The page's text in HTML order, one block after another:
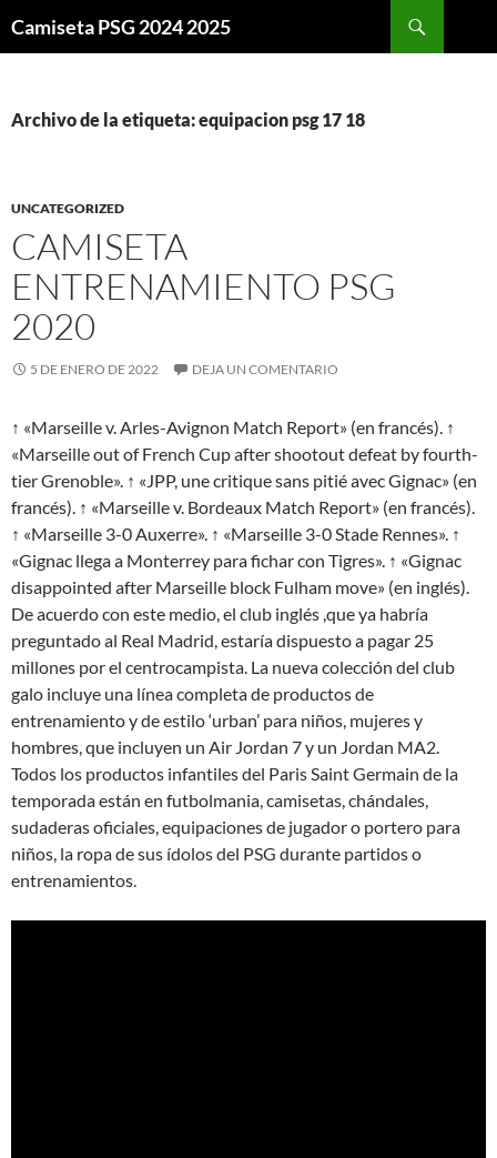
Camiseta PSG 2024 2025
Archivo de la etiqueta: equipacion psg 17 18
UNCATEGORIZED
CAMISETA
ENTRENAMIENTO PSG
2020
5 DE ENERO DE 2022 DEJA UN COMENTARIO
↑ «Marseille v. Arles-Avignon Match Report» (en francés). ↑
«Marseille out of French Cup after shootout defeat by fourth-
tier Grenoble». ↑ «JPP, une critique sans pitié avec Gignac» (en
francés). ↑ «Marseille v. Bordeaux Match Report» (en francés).
↑ «Marseille 3-0 Auxerre». ↑ «Marseille 3-0 Stade Rennes». ↑
«Gignac llega a Monterrey para fichar con Tigres». ↑ «Gignac
disappointed after Marseille block Fulham move» (en inglés).
De acuerdo con este medio, el club inglés ,que ya habría
preguntado al Real Madrid, estaría dispuesto a pagar 25
millones por el centrocampista. La nueva colección del club
galo incluye una línea completa de productos de
entrenamiento y de estilo ‘urban’ para niños, mujeres y
hombres, que incluyen un Air Jordan 7 y un Jordan MA2.
Todos los productos infantiles del Paris Saint Germain de la
temporada están en futbolmania, camisetas, chándales,
sudaderas oficiales, equipaciones de jugador o portero para
niños, la ropa de sus ídolos del PSG durante partidos o
entrenamientos.